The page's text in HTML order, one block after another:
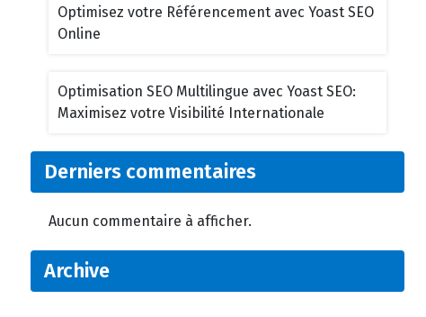
Optimisez votre Référencement avec Yoast SEO
Online
Optimisation SEO Multilingue avec Yoast SEO:
Maximisez votre Visibilité Internationale
Derniers commentaires
Aucun commentaire à afficher.
Archive